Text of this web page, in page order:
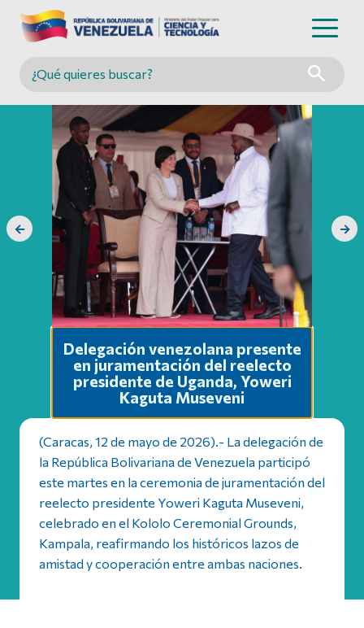
Buscar en MINCYT
← →
Delegación venezolana presente
en juramentación del reelecto
presidente de Uganda, Yoweri
Kaguta Museveni
(Caracas, 12 de mayo de 2026).- La delegación de
la República Bolivariana de Venezuela participó
este martes en la ceremonia de juramentación del
reelecto presidente Yoweri Kaguta Museveni,
celebrado en el Kololo Ceremonial Grounds,
Kampala, reafirmando los históricos lazos de
amistad y cooperación entre ambas naciones.